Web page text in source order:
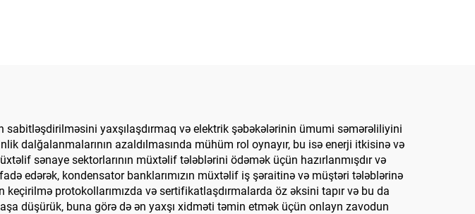
yaxşılaşdırmaq və elektrik şəbəkələrinin ümumi səmərəliliyini
dalğalanmalarının azaldılmasında mühüm rol oynayır, bu isə enerji itkisinə və
sənaye sektorlarının müxtəlif tələblərini ödəmək üçün hazırlanmışdır və
edərək, kondensator banklarımızın müxtəlif iş şəraitinə və müştəri tələblərinə
protokollarımızda və sertifikatlaşdırmalarda öz əksini tapır və bu da
düşürük, buna görə də ən yaxşı xidməti təmin etmək üçün onlayn zavodun